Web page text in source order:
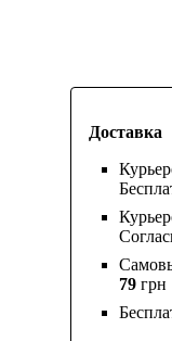
Доставка
79 грн